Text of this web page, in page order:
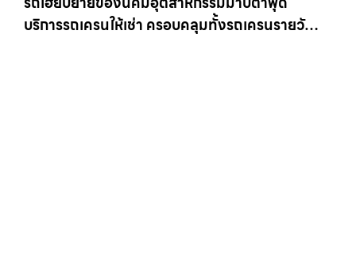
บริการรถเครนให้เช่า ครอบคลุมทั้งรถเครนรายวัน